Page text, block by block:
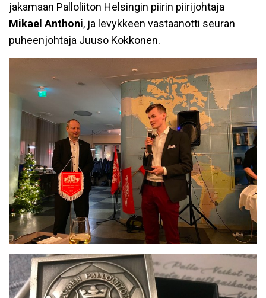
jakamaan Palloliiton Helsingin piirin piirijohtaja
Mikael Anthoni, ja levykkeen vastaanotti seuran
puheenjohtaja Juuso Kokkonen.